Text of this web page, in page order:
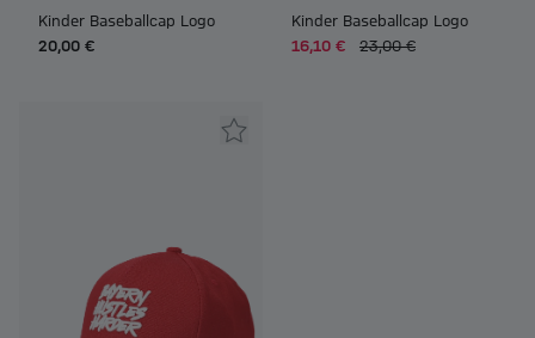
Kinder Baseballcap Logo
20,00 €
Kinder Baseballcap Logo
16,10 €
23,00 €